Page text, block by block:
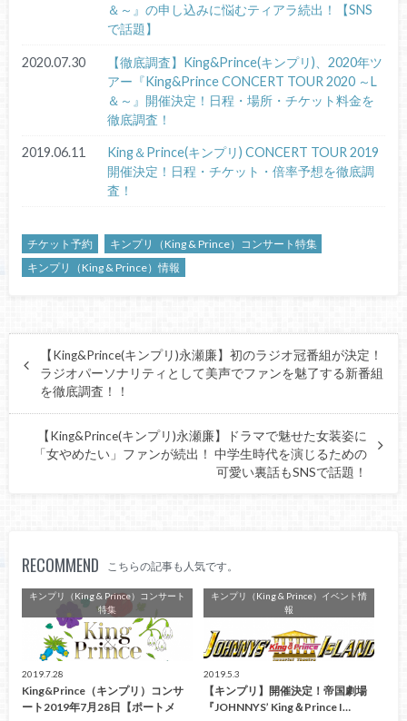
＆～』の申し込みに悩むティアラ続出！【SNS
で話題】
2020.07.30
【徹底調査】King&Prince(キンプリ)、2020年ツ
アー『King&Prince CONCERT TOUR 2020 ～L
＆～』開催決定！日程・場所・チケット料金を
徹底調査！
2019.06.11
King＆Prince(キンプリ) CONCERT TOUR 2019
開催決定！日程・チケット・倍率予想を徹底調
査！
チケット予約
キンプリ（King & Prince）コンサート特集
キンプリ（King & Prince）情報
【King&Prince(キンプリ)永瀬廉】初のラジオ冠番組が決定！
ラジオパーソナリティとして美声でファンを魅了する新番組
を徹底調査！！
【King&Prince(キンプリ)永瀬廉】ドラマで魅せた女装姿に
「女やめたい」ファンが続出！ 中学生時代を演じるための
可愛い裏話もSNSで話題！
RECOMMEND こちらの記事も人気です。
キンプリ（King & Prince）コンサート
特集
2019.7.28
King&Prince（キンプリ）コンサ
ート2019年7月28日【ポートメ
キンプリ（King & Prince）イベント情
報
2019.5.3
【キンプリ】開催決定！帝国劇場
『JOHNNYS’ King＆Prince I…